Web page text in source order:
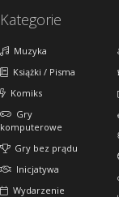
Kategorie
Muzyka
Książki / Pisma
Komiks
Gry
komputerowe
Gry bez prądu
Inicjatywa
Wydarzenie